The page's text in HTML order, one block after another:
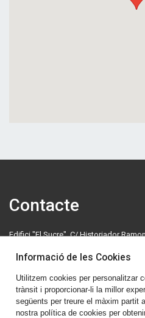
Contacte
Edifici "El Sucre", C/ Historiador
Política de cookies
Informació de les Cookies
Utilitzem cookies per personalitzar
trànsit i proporcionar-li la millor
següents per treure el màxim partit
nostra política de cookies per